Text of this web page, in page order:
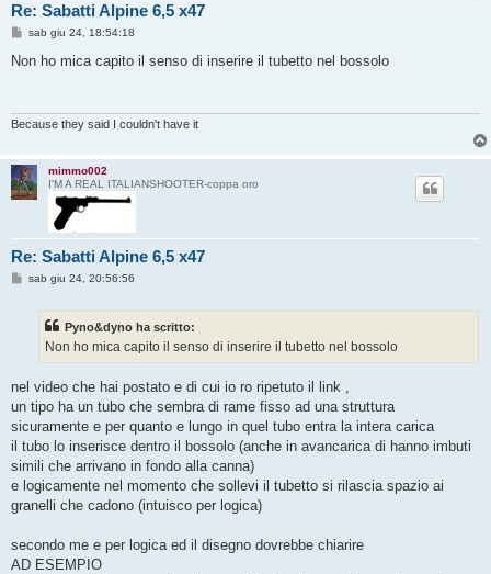
Re: Sabatti Alpine 6,5 x47
M
s
i
sab giu 24, 18:54:18
Non ho mica capito il senso di inserire il tubetto nel bossolo
Because they said I couldn't have it
mimmo002
I'M A REAL ITALIANSHOOTER-coppa oro
Re: Sabatti Alpine 6,5 x47
M
o
sab giu 24, 20:56:56
Pyno&dyno ha scritto:
Non ho mica capito il senso di inserire il tubetto nel bossolo
nel video che hai postato e di cui io ro ripetuto il link ,
un tipo ha un tubo che sembra di rame fisso ad una struttura
sicuramente e per quanto e lungo in quel tubo entra la intera carica
il tubo lo inserisce dentro il bossolo (anche in avancarica di hanno imbuti
simili che arrivano in fondo alla canna)
e logicamente nel momento che sollevi il tubetto si rilascia spazio ai
granelli che cadono (intuisco per logica)
secondo me e per logica ed il disegno dovrebbe chiarire
AD ESEMPIO